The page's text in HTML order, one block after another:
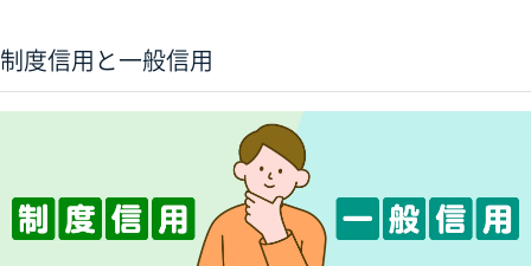
制度信用と一般信用